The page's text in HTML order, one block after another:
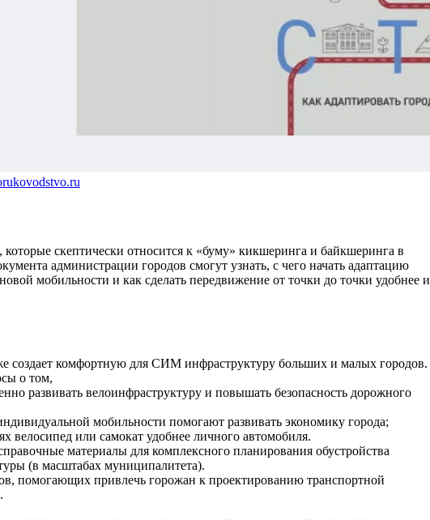
скептически относится к «буму» кикшеринга и байкшеринга в
администрации городов смогут узнать, с чего начать адаптацию
мобильности и как сделать передвижение от точки до точки удобнее и
создает комфортную для СИМ инфраструктуру больших и малых городов.
о том,
развивать велоинфраструктуру и повышать безопасность дорожного
мобильности помогают развивать экономику города;
велосипед или самокат удобнее личного автомобиля.
материалы для комплексного планирования обустройства
(в масштабах муниципалитета).
помогающих привлечь горожан к проектированию транспортной